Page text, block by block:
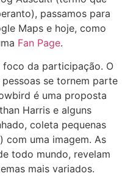
passamos para
Maps e hoje, como
Fan Page.
foco da participação. O
se tornem parte
é uma proposta
Harris e alguns
coleta pequenas
com uma imagem. As
todo mundo, revelam
mais variados.